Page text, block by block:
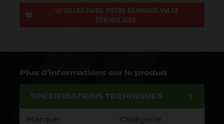
VEUILLEZ FAIRE VOTRE DEMANDE VIA LE
FORMULAIRE.
Plus d'informations sur le produit
SPÉCIFICATIONS TECHNIQUES
Marque Catégorie